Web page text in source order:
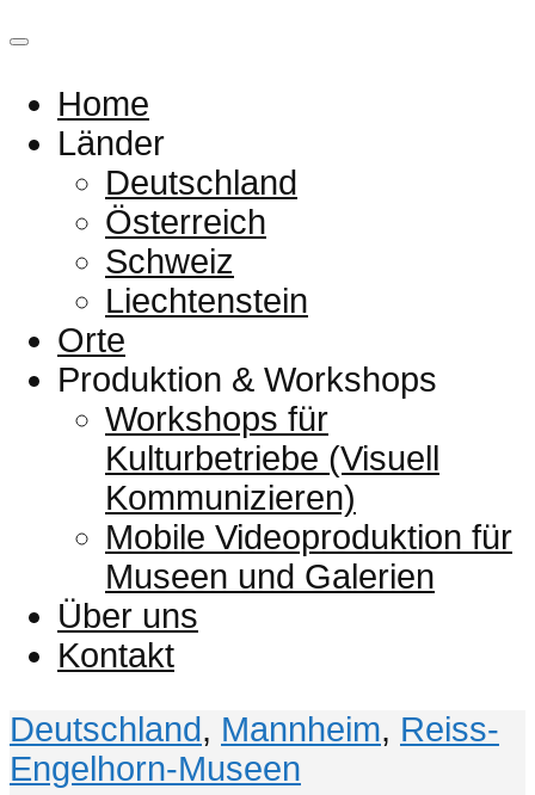
Home
Länder
Deutschland
Österreich
Schweiz
Liechtenstein
Orte
Produktion & Workshops
Workshops für
Kulturbetriebe (Visuell
Kommunizieren)
Mobile Videoproduktion für
Museen und Galerien
Über uns
Kontakt
Deutschland, Mannheim, Reiss-
Engelhorn-Museen